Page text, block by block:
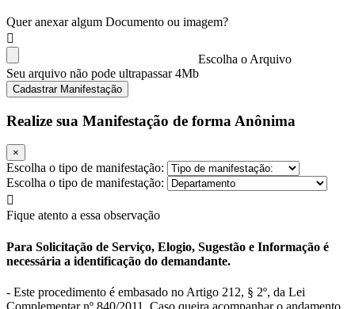
Quer anexar algum Documento ou imagem?
Escolha o Arquivo
Seu arquivo não pode ultrapassar 4Mb
Cadastrar Manifestação
Realize sua Manifestação de forma Anônima
×
Escolha o tipo de manifestação:
Escolha o tipo de manifestação:
Fique atento a essa observação
Para Solicitação de Serviço, Elogio, Sugestão e Informação é
necessária a identificação do demandante.
- Este procedimento é embasado no Artigo 212, § 2º, da Lei
Complementar nº 840/2011. Caso queira acompanhar o andamento,